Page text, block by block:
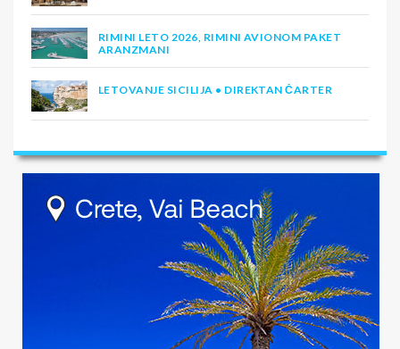
RIMINI LETO 2026, RIMINI AVIONOM PAKET
ARANZMANI
LETOVANJE SICILIJA • DIREKTAN ČARTER